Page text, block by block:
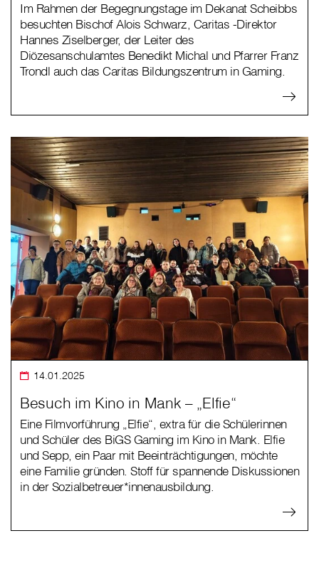
Im Rahmen der Begegnungstage im Dekanat Scheibbs
besuchten Bischof Alois Schwarz, Caritas -Direktor
Hannes Ziselberger, der Leiter des
Diözesanschulamtes Benedikt Michal und Pfarrer Franz
Trondl auch das Caritas Bildungszentrum in Gaming.
14.01.2025
Besuch im Kino in Mank – „Elfie“
Eine Filmvorführung „Elfie“, extra für die Schülerinnen
und Schüler des BiGS Gaming im Kino in Mank. Elfie
und Sepp, ein Paar mit Beeinträchtigungen, möchte
eine Familie gründen. Stoff für spannende Diskussionen
in der Sozialbetreuer*innenausbildung.